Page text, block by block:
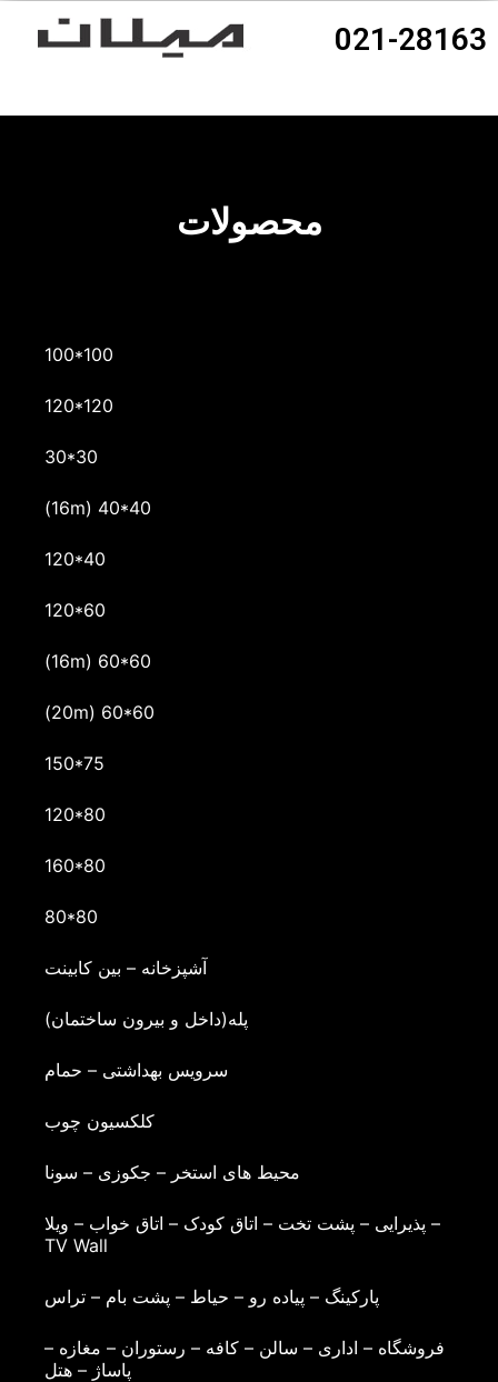
021-28163
محصولات
100*100
120*120
30*30
(16m) 40*40
120*40
120*60
(16m) 60*60
(20m) 60*60
150*75
120*80
160*80
80*80
آشپزخانه – بین کابینت
پله(داخل و بیرون ساختمان)
سرویس بهداشتی – حمام
کلکسیون چوب
محیط های استخر – جکوزی – سونا
پذیرایی – پشت تخت – اتاق کودک – اتاق خواب – ویلا –
TV Wall
پارکینگ – پیاده رو – حیاط – پشت بام – تراس
فروشگاه – اداری – سالن – کافه – رستوران – مغازه –
پاساژ – هتل